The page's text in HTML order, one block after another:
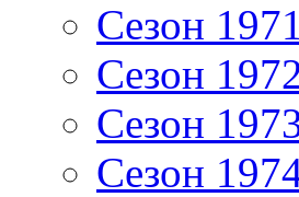
Сезон
Сезон
Сезон
Сезон